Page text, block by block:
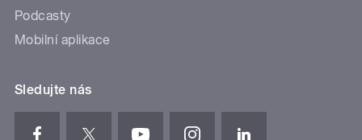
Podcasty
Mobilní aplikace
Sledujte nás